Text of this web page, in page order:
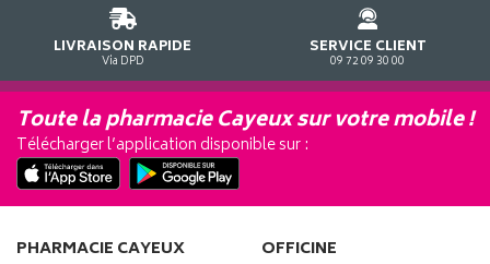
LIVRAISON RAPIDE
Via DPD
SERVICE CLIENT
09 72 09 30 00
Toute la pharmacie Cayeux sur votre mobile !
Télécharger l’application disponible sur :
PHARMACIE CAYEUX OFFICINE